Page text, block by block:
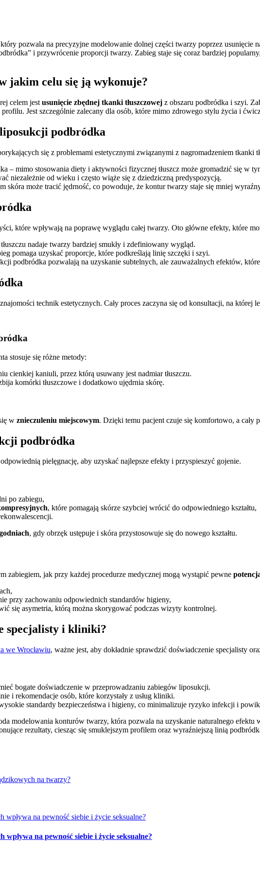
pozwala na precyzyjne modelowanie dolnej części twarzy poprzez
i przywrócenie proporcji twarzy. Zabieg staje się coraz bardziej
jakim celu się ją wykonuje?
celem jest usunięcie zbędnej tkanki tłuszczowej z obszaru podbródka i szyi.
Jest szczególnie zalecany dla osób, które mimo zdrowego stylu życia i
podbródka
się z problemami estetycznymi związanymi z nagromadzeniem tkanki
– mimo stosowania diety i aktywności fizycznej tłuszcz może gromadzić się w
niezależnie od wieku i często wiąże się z dziedziczną predyspozycją.
skóra może tracić jędrność, co powoduje, że kontur twarzy staje się mniej
które wpływają na poprawę wyglądu całej twarzy. Oto główne efekty, które
nadaje twarzy bardziej smukły i zdefiniowany wygląd.
pomaga uzyskać proporcje, które podkreślają linię szczęki i szyi.
podbródka pozwalają na uzyskanie subtelnych, ale zauważalnych efektów,
technik estetycznych. Cały proces zaczyna się od konsultacji, na której
stosuje się różne metody:
cienkiej kaniuli, przez którą usuwany jest nadmiar tłuszczu.
komórki tłuszczowe i dodatkowo ujędrnia skórę.
w znieczuleniu miejscowym. Dzięki temu pacjent czuje się komfortowo, a
podbródka
pielęgnację, aby uzyskać najlepsze efekty i przyspieszyć gojenie.
po zabiegu,
, które pomagają skórze szybciej wrócić do odpowiedniego kształtu,
, gdy obrzęk ustępuje i skóra przystosowuje się do nowego kształtu.
zabiegiem, jak przy każdej procedurze medycznej mogą wystąpić pewne
przy zachowaniu odpowiednich standardów higieny,
się asymetria, którą można skorygować podczas wizyty kontrolnej.
specjalisty i kliniki?
we Wrocławiu, ważne jest, aby dokładnie sprawdzić doświadczenie specjalisty
bogate doświadczenie w przeprowadzaniu zabiegów liposukcji.
i rekomendacje osób, które korzystały z usług kliniki.
standardy bezpieczeństwa i higieny, co minimalizuje ryzyko infekcji i
modelowania konturów twarzy, która pozwala na uzyskanie naturalnego
rezultaty, ciesząc się smuklejszym profilem oraz wyraźniejszą linią
na twarzy?
na pewność siebie i życie seksualne?